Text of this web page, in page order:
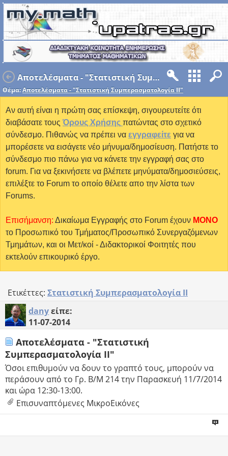
Αποτελέσματα - "Στατιστική Συμπερασματολογία ΙΙ"
Θέμα:Αποτελέσματα - "Στατιστική Συμπερασματολογία ΙΙ"
Αν αυτή είναι η πρώτη σας επίσκεψη, σιγουρευτείτε ότι
διαβάσατε τους Όρους Χρήσης πατώντας στο σχετικό
σύνδεσμο. Πιθανώς να πρέπει να εγγραφείτε για να
μπορέσετε να εισάγετε νέο μήνυμα/δημοσίευση. Πατήστε το
σύνδεσμο πιο πάνω για να κάνετε την εγγραφή σας στο
forum. Για να ξεκινήσετε να βλέπετε μηνύματα/δημοσιεύσεις,
επιλέξτε το Forum το οποίο θέλετε απο την λίστα των
Forums.
Επισήμανση: Δικαίωμα Εγγραφής στο Forum έχουν MONO
το Προσωπικό του Τμήματος/Προσωπικό Συνεργαζόμενων
Τμημάτων, και οι Μετ/κοί - Διδακτορικοί Φοιτητές που
εκτελούν επικουρικό έργο.
Ετικέττες: Στατιστική Συμπερασματολογία ΙΙ
danyείπε:
11-07-2014
Αποτελέσματα - "Στατιστική
Συμπερασματολογία ΙΙ"
Όσοι επιθυμούν να δουν το γραπτό τους, μπορούν να
περάσουν από το Γρ. Β/Μ 214 την Παρασκευή 11/7/2014
και ώρα 12:30-13:00.
Επισυναπτόμενες ΜικροΕικόνες